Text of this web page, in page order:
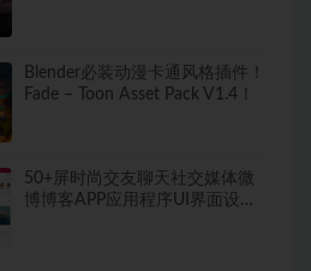
Blender必装动漫卡通风格插件！
Fade – Toon Asset Pack V1.4！
50+屏时尚交友聊天社交媒体微
博博客APP应用程序UI界面设计